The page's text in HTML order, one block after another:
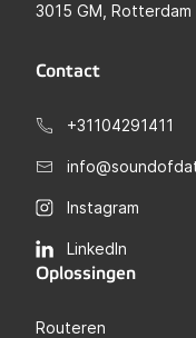
3015 GM, Rotterdam
Contact
+31104291411
Instagram
LinkedIn
Oplossingen
Routeren